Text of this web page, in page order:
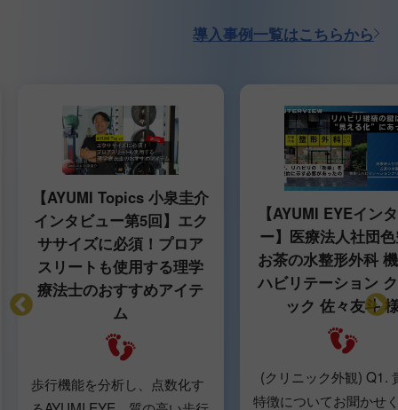
導入事例一覧はこちらから
【AYUMI Topics 小泉圭介
インタビュー第5回】エク
ササイズに必須！プロア
スリートも使用する理学
療法士のおすすめアイテ
ム
歩行機能を分析し、点数化す
【AYUMI EYEイン
ー】医療法人社団
お茶の水整形外科
ハビリテーション
ック 佐々友斗
(クリニック外観) Q1.
特徴についてお聞かせ